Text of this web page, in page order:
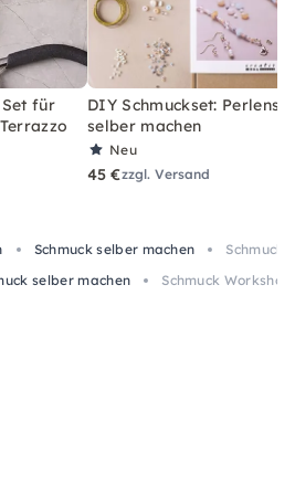
für
DIY Schmuckset:
selber machen
Neu
45 €zzgl. Versand
Schmuck selber machen
Schmuck
selber machen Schmuck